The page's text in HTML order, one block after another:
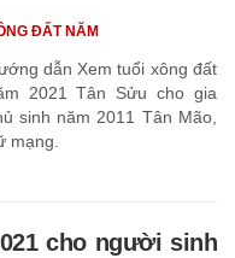
dẫn Xem tuổi xông đất
2021 Tân Sửu cho gia
sinh năm 2011 Tân Mão,
mạng.
ĐẤT NĂM
cho người sinh